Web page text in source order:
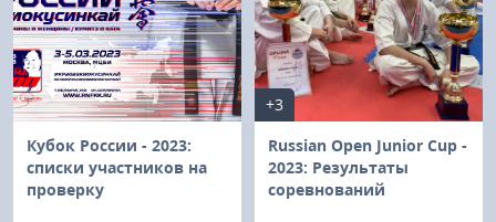
Кубок России - 2023:
cписки участников на
проверку
+3
Russian Open Junior Cup -
2023: Результаты
соревнований